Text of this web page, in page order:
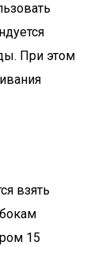
При этом
взять
15